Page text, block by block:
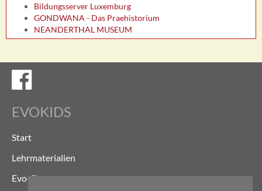
Bildungsserver Luxemburg
GONDWANA - Das Praehistorium
NEANDERTHAL MUSEUM
EVOKIDS
Start
Lehrmaterialien
Evo-Shop